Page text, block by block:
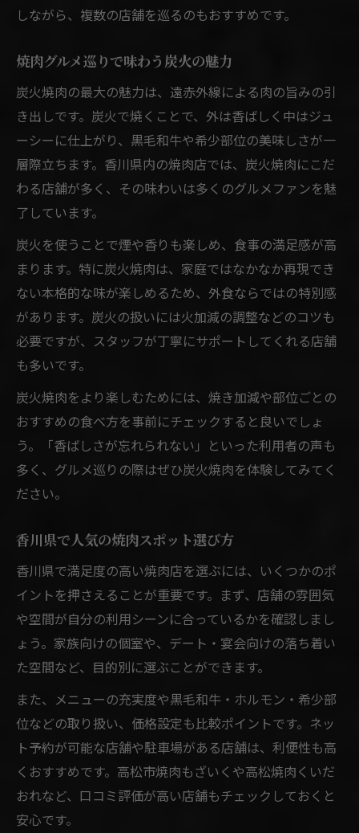
しながら、複数の店舗を巡るのもおすすめです。
焼肉グルメ巡りで味わう炭火の魅力
炭火焼肉の最大の魅力は、遠赤外線による肉の旨みの引
き出しです。炭火で焼くことで、外は香ばしく中はジュ
ーシーに仕上がり、黒毛和牛や希少部位の美味しさが一
層際立ちます。香川県内の焼肉店では、炭火焼肉にこだ
わる店舗が多く、その味わいは多くのグルメファンを魅
了しています。
炭火を使うことで煙や香りも楽しめ、食事の満足感が高
まります。特に炭火焼肉は、家庭ではなかなか再現でき
ない本格的な味が楽しめるため、外食ならではの特別感
があります。炭火の扱いには火加減の調整などのコツも
必要ですが、スタッフが丁寧にサポートしてくれる店舗
も多いです。
炭火焼肉をより楽しむためには、焼き加減や部位ごとの
おすすめの食べ方を事前にチェックすると良いでしょ
う。「香ばしさが忘れられない」といった利用者の声も
多く、グルメ巡りの際はぜひ炭火焼肉を体験してみてく
ださい。
香川県で人気の焼肉スポット選び方
香川県で満足度の高い焼肉店を選ぶには、いくつかのポ
イントを押さえることが重要です。まず、店舗の雰囲気
や空間が自分の利用シーンに合っているかを確認しまし
ょう。家族向けの個室や、デート・宴会向けの落ち着い
た空間など、目的別に選ぶことができます。
また、メニューの充実度や黒毛和牛・ホルモン・希少部
位などの取り扱い、価格設定も比較ポイントです。ネッ
ト予約が可能な店舗や駐車場がある店舗は、利便性も高
くおすすめです。高松市焼肉もざいくや高松焼肉くいだ
おれなど、口コミ評価が高い店舗もチェックしておくと
安心です。